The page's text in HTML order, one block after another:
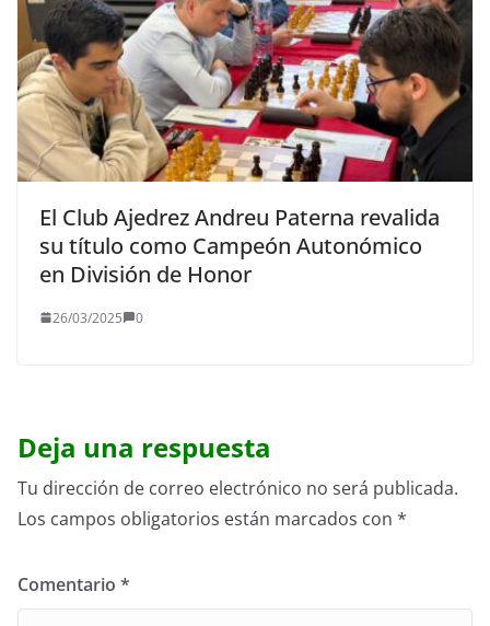
El Club Ajedrez Andreu Paterna revalida
su título como Campeón Autonómico
en División de Honor
26/03/2025 0
Deja una respuesta
Tu dirección de correo electrónico no será publicada.
Los campos obligatorios están marcados con *
Comentario *